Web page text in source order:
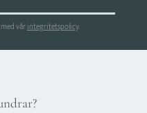
vårintegritetspolicy.